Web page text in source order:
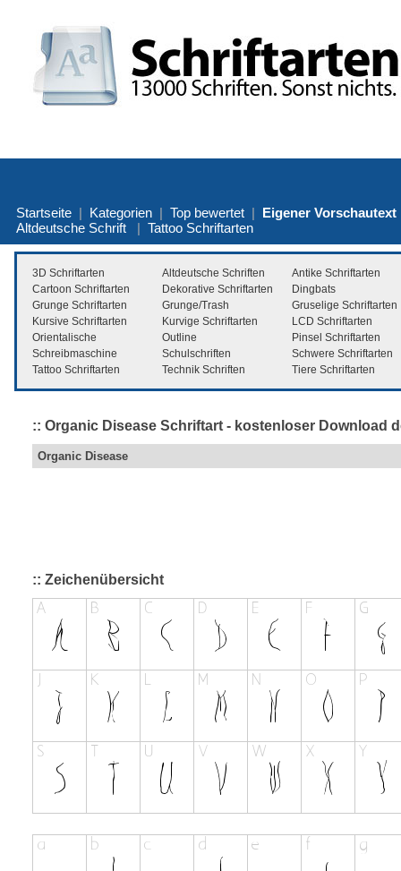
Startseite | Kategorien | Top bewertet | Eigener Vorschautext
Altdeutsche Schrift | Tattoo Schriftarten
3D Schriftarten Altdeutsche Schriften
Antike Schriftarten
Cartoon Schriftarten
Dekorative Schriftarten
Dingbats
Grunge Schriftarten
Grunge/Trash
Gruselige Schriftarten
Kursive Schriftarten
Kurvige Schriftarten
LCD Schriftarten
Orientalische
Outline
Pinsel Schriftarten
Schreibmaschine
Schulschriften
Schwere Schriftarten
Tattoo Schriftarten
Technik Schriften Tiere Schriftarten
:: Organic Disease Schriftart - kostenloser Download
Organic Disease
:: Zeichenübersicht